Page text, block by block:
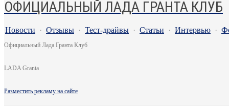
ОФИЦИАЛЬНЫЙ ЛАДА ГРАНТА КЛУБ
Новости · Отзывы · Тест-драйвы · Статьи · Интервью ·
Официальный Лада Гранта Клуб
LADA Granta
Разместить рекламу на сайте